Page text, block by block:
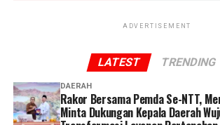
ADVERTISEMENT
LATEST TRENDING
DAERAH
Rakor Bersama Pemda Se-NTT,
Minta Dukungan Kepala Daerah